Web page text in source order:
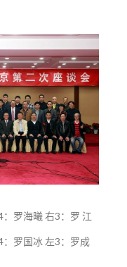
罗海曦 右3：罗 江
罗国冰 左3：罗成